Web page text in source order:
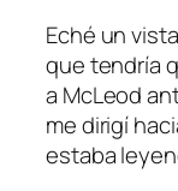
Eché un
que tendría
a McLeod
me dirigí
estaba